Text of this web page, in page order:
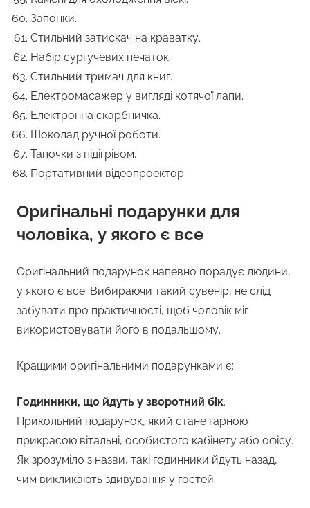
Запонки.
Стильний затискач на краватку.
Набір сургучевих печаток.
Стильний тримач для книг.
Електромасажер у вигляді котячої лапи.
Електронна скарбничка.
Шоколад ручної роботи.
Тапочки з підігрівом.
Портативний відеопроектор.
Оригінальні подарунки для
чоловіка, у якого є все
Оригінальний подарунок напевно порадує людини,
у якого є все. Вибираючи такий сувенір, не слід
забувати про практичності, щоб чоловік міг
використовувати його в подальшому.
Кращими оригінальними подарунками є:
Годинники, що йдуть у зворотний бік.
Прикольний подарунок, який стане гарною
прикрасою вітальні, особистого кабінету або офісу.
Як зрозуміло з назви, такі годинники йдуть назад,
чим викликають здивування у гостей.